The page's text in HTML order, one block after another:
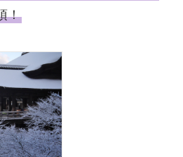
！